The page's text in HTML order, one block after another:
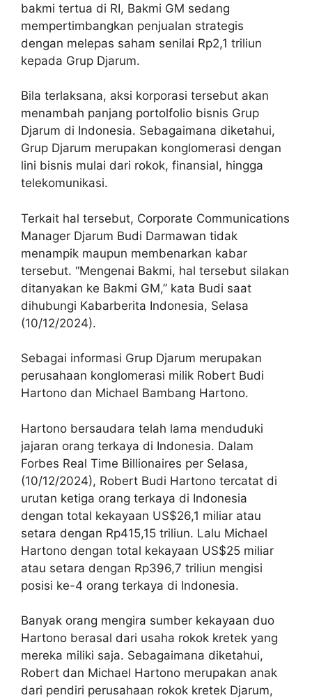
bakmi tertua di RI, Bakmi GM sedang
mempertimbangkan penjualan strategis
dengan melepas saham senilai Rp2,1 triliun
kepada Grup Djarum.
Bila terlaksana, aksi korporasi tersebut akan
menambah panjang portolfolio bisnis Grup
Djarum di Indonesia. Sebagaimana diketahui,
Grup Djarum merupakan konglomerasi dengan
lini bisnis mulai dari rokok, finansial, hingga
telekomunikasi.
Terkait hal tersebut, Corporate Communications
Manager Djarum Budi Darmawan tidak
menampik maupun membenarkan kabar
tersebut. “Mengenai Bakmi, hal tersebut silakan
ditanyakan ke Bakmi GM,” kata Budi saat
dihubungi Kabarberita Indonesia, Selasa
(10/12/2024).
Sebagai informasi Grup Djarum merupakan
perusahaan konglomerasi milik Robert Budi
Hartono dan Michael Bambang Hartono.
Hartono bersaudara telah lama menduduki
jajaran orang terkaya di Indonesia. Dalam
Forbes Real Time Billionaires per Selasa,
(10/12/2024), Robert Budi Hartono tercatat di
urutan ketiga orang terkaya di Indonesia
dengan total kekayaan US$26,1 miliar atau
setara dengan Rp415,15 triliun. Lalu Michael
Hartono dengan total kekayaan US$25 miliar
atau setara dengan Rp396,7 triliun mengisi
posisi ke-4 orang terkaya di Indonesia.
Banyak orang mengira sumber kekayaan duo
Hartono berasal dari usaha rokok kretek yang
mereka miliki saja. Sebagaimana diketahui,
Robert dan Michael Hartono merupakan anak
dari pendiri perusahaan rokok kretek Djarum,